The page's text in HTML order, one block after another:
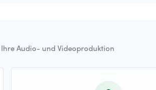
Audio- und Videoproduktion